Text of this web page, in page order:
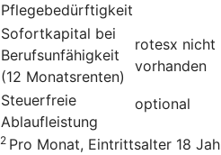
Pflegebedürftigkeit
Sofortkapital bei
Berufsunfähigkeit
(12 Monatsrenten)
rotesx nicht
vorhanden
Steuerfreie
Ablaufleistung
optional
2 Pro Monat, Eintrittsalter 18